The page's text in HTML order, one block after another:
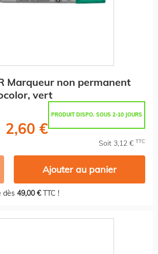
Marqueur non permanent
vert
PRODUIT DISPO. SOUS 2-10 JOURS
2,60 €
Soit 3,12 € TTC
Ajouter au panier
dès 49,00 €TTC !